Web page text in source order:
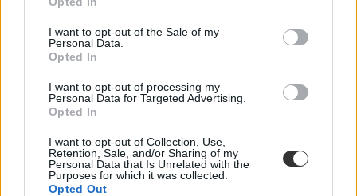
I want to opt-out of the Sale of my
Personal Data.
Opted In
I want to opt-out of processing my
Personal Data for Targeted Advertising.
Opted In
I want to opt-out of Collection, Use,
Retention, Sale, and/or Sharing of my
Personal Data that Is Unrelated with the
Purposes for which it was collected.
Opted Out